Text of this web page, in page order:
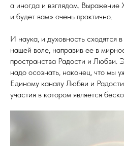
а иногда и взглядом. Выражение
и будет вам» очень практично.
И наука, и духовность сходятся
нашей воле, направив ее в
пространства Радости и Любви.
надо осознать, наконец, что мы
Единому каналу Любви и
участия в котором является